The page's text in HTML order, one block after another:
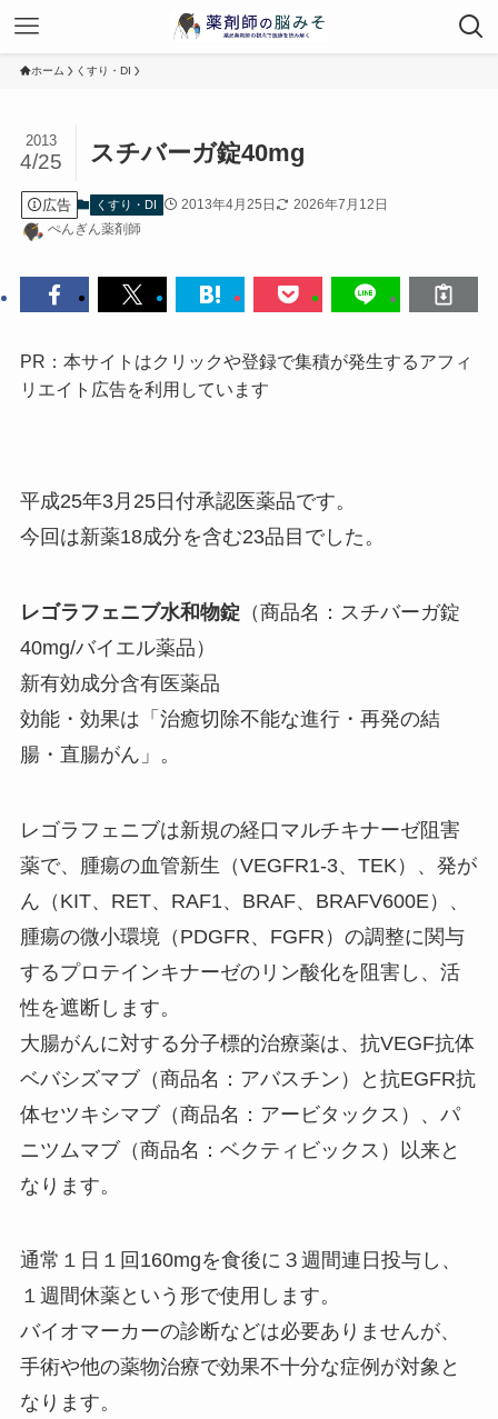
ホーム くすり・DI
スチバーガ錠40mg
2013
4/25
広告 くすり・DI 2013年4月25日
2026年7月12日
ぺんぎん薬剤師
PR：本サイトはクリックや登録で集積が発生するアフィ
リエイト広告を利用しています
平成25年3月25日付承認医薬品です。
今回は新薬18成分を含む23品目でした。
レゴラフェニブ水和物錠 （商品名：スチバーガ錠
40mg/バイエル薬品）
新有効成分含有医薬品
効能・効果は「治癒切除不能な進行・再発の結
腸・直腸がん」。
レゴラフェニブは新規の経口マルチキナーゼ阻害
薬で、腫瘍の血管新生（VEGFR1-3、TEK）、発が
ん（KIT、RET、RAF1、BRAF、BRAFV600E）、
腫瘍の微小環境（PDGFR、FGFR）の調整に関与
するプロテインキナーゼのリン酸化を阻害し、活
性を遮断します。
大腸がんに対する分子標的治療薬は、抗VEGF抗体
ベバシズマブ（商品名：アバスチン）と抗EGFR抗
体セツキシマブ（商品名：アービタックス）、パ
ニツムマブ（商品名：ベクティビックス）以来と
なります。
通常１日１回160mgを食後に３週間連日投与し、
１週間休薬という形で使用します。
バイオマーカーの診断などは必要ありませんが、
手術や他の薬物治療で効果不十分な症例が対象と
なります。